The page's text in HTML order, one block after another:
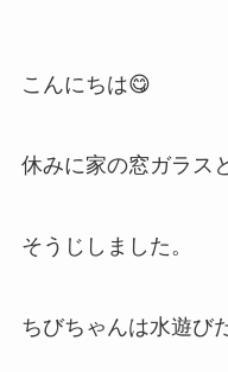
こんにちは😋
休みに家の窓ガラス
そうじしました。
ちびちゃんは水遊び